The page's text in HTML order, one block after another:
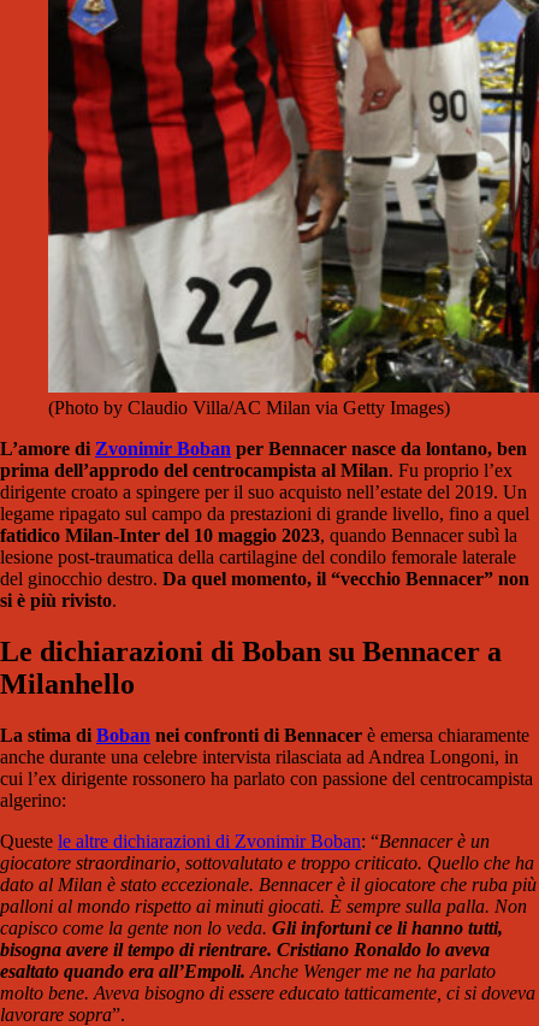
(Photo by Claudio Villa/AC Milan via Getty Images)
L’amore di Zvonimir Boban per Bennacer nasce da lontano, ben
prima dell’approdo del centrocampista al Milan. Fu proprio l’ex
dirigente croato a spingere per il suo acquisto nell’estate del 2019. Un
legame ripagato sul campo da prestazioni di grande livello, fino a quel
fatidico Milan-Inter del 10 maggio 2023, quando Bennacer subì la
lesione post-traumatica della cartilagine del condilo femorale laterale
del ginocchio destro. Da quel momento, il “vecchio Bennacer” non
si è più rivisto.
Le dichiarazioni di Boban su Bennacer a
Milanhello
La stima di Boban nei confronti di Bennacer è emersa chiaramente
anche durante una celebre intervista rilasciata ad Andrea Longoni, in
cui l’ex dirigente rossonero ha parlato con passione del centrocampista
algerino:
Queste le altre dichiarazioni di Zvonimir Boban: “Bennacer è un
giocatore straordinario, sottovalutato e troppo criticato. Quello che ha
dato al Milan è stato eccezionale. Bennacer è il giocatore che ruba più
palloni al mondo rispetto ai minuti giocati. È sempre sulla palla. Non
capisco come la gente non lo veda. Gli infortuni ce li hanno tutti,
bisogna avere il tempo di rientrare. Cristiano Ronaldo lo aveva
esaltato quando era all’Empoli. Anche Wenger me ne ha parlato
molto bene. Aveva bisogno di essere educato tatticamente, ci si doveva
lavorare sopra”.